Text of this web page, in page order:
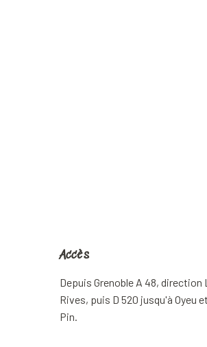
Accès
Accès
Depuis Grenoble A 48,
Rives, puis D 520 jusqu'à Oyeu
Pin.